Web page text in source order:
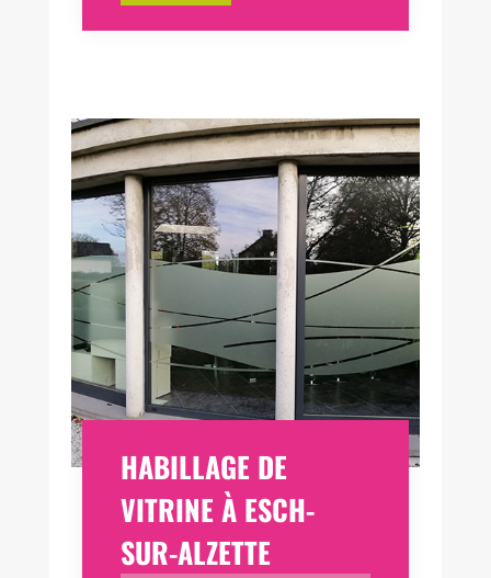
HABILLAGE DE
VITRINE À ESCH-
SUR-ALZETTE